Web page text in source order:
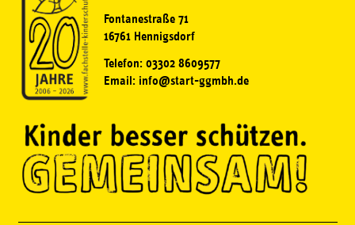
Fontanestraße 71
16761 Hennigsdorf
Telefon: 03302 8609577
Email: info@start-ggmbh.de